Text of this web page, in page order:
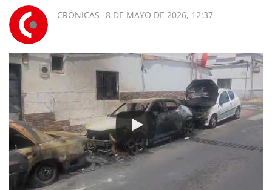
CRÓNICAS 8 DE MAYO DE 2026, 12:37